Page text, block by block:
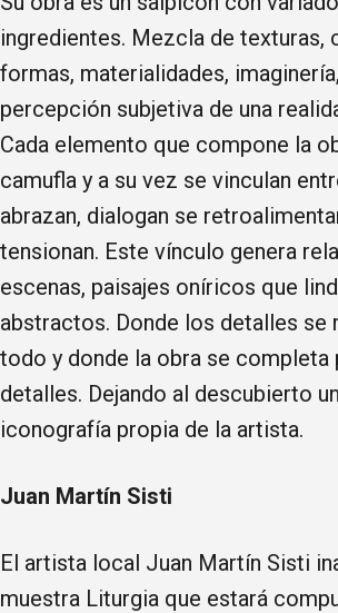
ingredientes. Mezcla de texturas,
formas, materialidades,
percepción subjetiva de una
Cada elemento que compone la
camufla y a su vez se vinculan
abrazan, dialogan se
tensionan. Este vínculo genera
escenas, paisajes oníricos que
abstractos. Donde los detalles se
todo y donde la obra se completa
detalles. Dejando al descubierto
iconografía propia de la artista.
Juan Martín Sisti
El artista local Juan Martín Sisti
muestra Liturgia que estará